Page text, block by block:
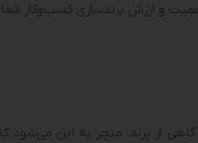
و ارزش برندسازی کسب‌وکار
از برند، منجر به این می‌شود